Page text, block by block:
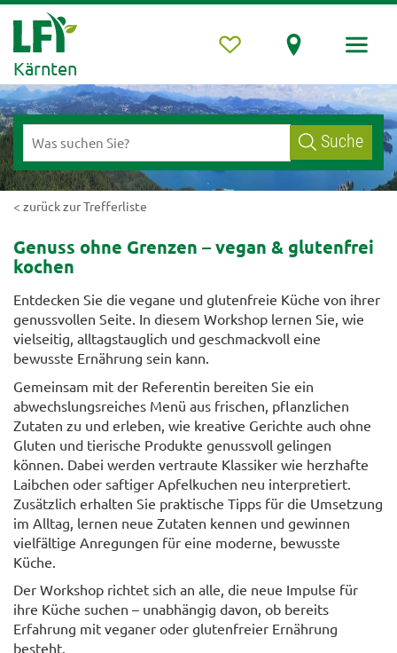
Kärnten
Suche
< zurück zur Trefferliste
Genuss ohne Grenzen – vegan & glutenfrei
kochen
Entdecken Sie die vegane und glutenfreie Küche von ihrer
genussvollen Seite. In diesem Workshop lernen Sie, wie
vielseitig, alltagstauglich und geschmackvoll eine
bewusste Ernährung sein kann.
Gemeinsam mit der Referentin bereiten Sie ein
abwechslungsreiches Menü aus frischen, pflanzlichen
Zutaten zu und erleben, wie kreative Gerichte auch ohne
Gluten und tierische Produkte genussvoll gelingen
können. Dabei werden vertraute Klassiker wie herzhafte
Laibchen oder saftiger Apfelkuchen neu interpretiert.
Zusätzlich erhalten Sie praktische Tipps für die Umsetzung
im Alltag, lernen neue Zutaten kennen und gewinnen
vielfältige Anregungen für eine moderne, bewusste
Küche.
Der Workshop richtet sich an alle, die neue Impulse für
ihre Küche suchen – unabhängig davon, ob bereits
Erfahrung mit veganer oder glutenfreier Ernährung
besteht.